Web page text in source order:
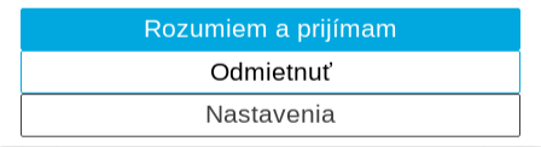
Maximálna spokojnosť , odporúčam.
Rozumiem a prijímam
Odmietnuť
Nastavenia